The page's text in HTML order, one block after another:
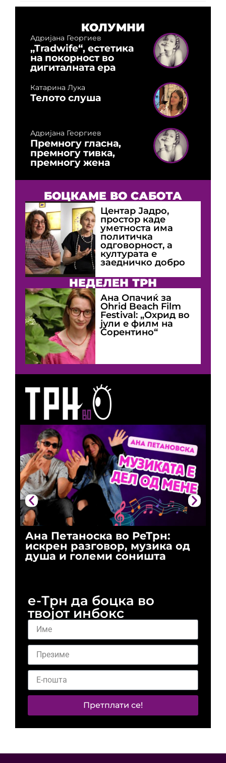
Ана Петаноска во РеТрн:
искрен разговор, музика од
душа и големи соништа
КОЛУМНИ
Адријана Георгиев
„Tradwife“, естетика
на покорност во
дигиталната ера
Катарина Лука
Телото слуша
Адријана Георгиев
Премногу гласна,
премногу тивка,
премногу жена
БОЦКАМЕ ВО САБОТА
Центар Јадро,
простор каде
уметноста има
политичка
одговорност, а
културата е
заедничко добро
НЕДЕЛЕН ТРН
Ана Опачиќ за
Оhrid Beach Film
Festival: „Охрид во
јули е филм на
Сорентино“
е-Трн да боцка во
твојот инбокс
Претплати се!